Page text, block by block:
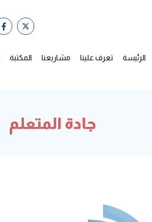
الرئيسة تعرف علينا مشاريعنا المكتبة
جادة المتعلم